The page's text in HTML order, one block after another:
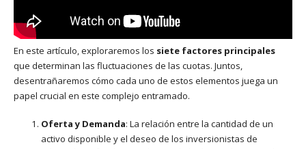
En este artículo, exploraremos los siete factores principales
que determinan las fluctuaciones de las cuotas. Juntos,
desentrañaremos cómo cada uno de estos elementos juega un
papel crucial en este complejo entramado.
Oferta y Demanda: La relación entre la cantidad de un
activo disponible y el deseo de los inversionistas de